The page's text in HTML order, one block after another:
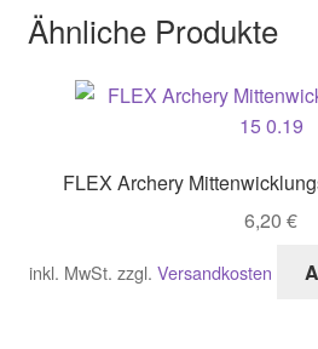
Ähnliche Produkte
FLEX Archery
6,20 €
inkl. MwSt. zzgl. Versandkosten